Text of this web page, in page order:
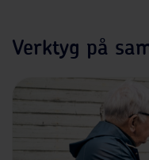
Verktyg på